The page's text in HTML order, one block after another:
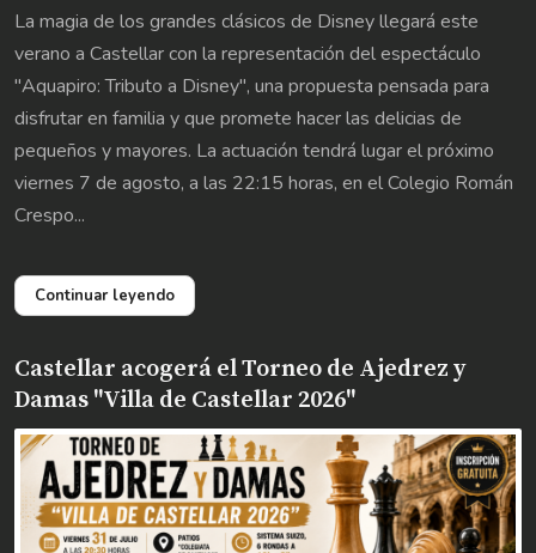
La magia de los grandes clásicos de Disney llegará este
verano a Castellar con la representación del espectáculo
"Aquapiro: Tributo a Disney", una propuesta pensada para
disfrutar en familia y que promete hacer las delicias de
pequeños y mayores. La actuación tendrá lugar el próximo
viernes 7 de agosto, a las 22:15 horas, en el Colegio Román
Crespo...
Continuar leyendo
Castellar acogerá el Torneo de Ajedrez y
Damas "Villa de Castellar 2026"